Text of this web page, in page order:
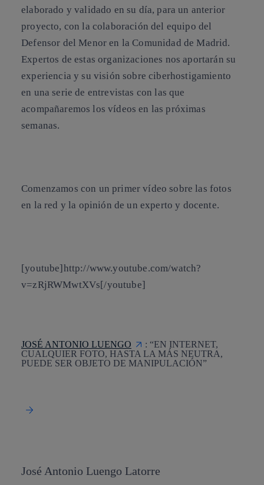
elaborado y validado en su día, para un anterior
proyecto, con la colaboración del equipo del
Defensor del Menor en la Comunidad de Madrid.
Expertos de estas organizaciones nos aportarán su
experiencia y su visión sobre ciberhostigamiento
en una serie de entrevistas con las que
acompañaremos los vídeos en las próximas
semanas.
Comenzamos con un primer vídeo sobre las fotos
en la red y la opinión de un experto y docente.
[youtube]http://www.youtube.com/watch?
v=zRjRWMwtXVs[/youtube]
JOSÉ ANTONIO LUENGO
: “EN INTERNET,
CUALQUIER FOTO, HASTA LA MÁS NEUTRA,
PUEDE SER OBJETO DE MANIPULACIÓN”
José Antonio Luengo Latorre